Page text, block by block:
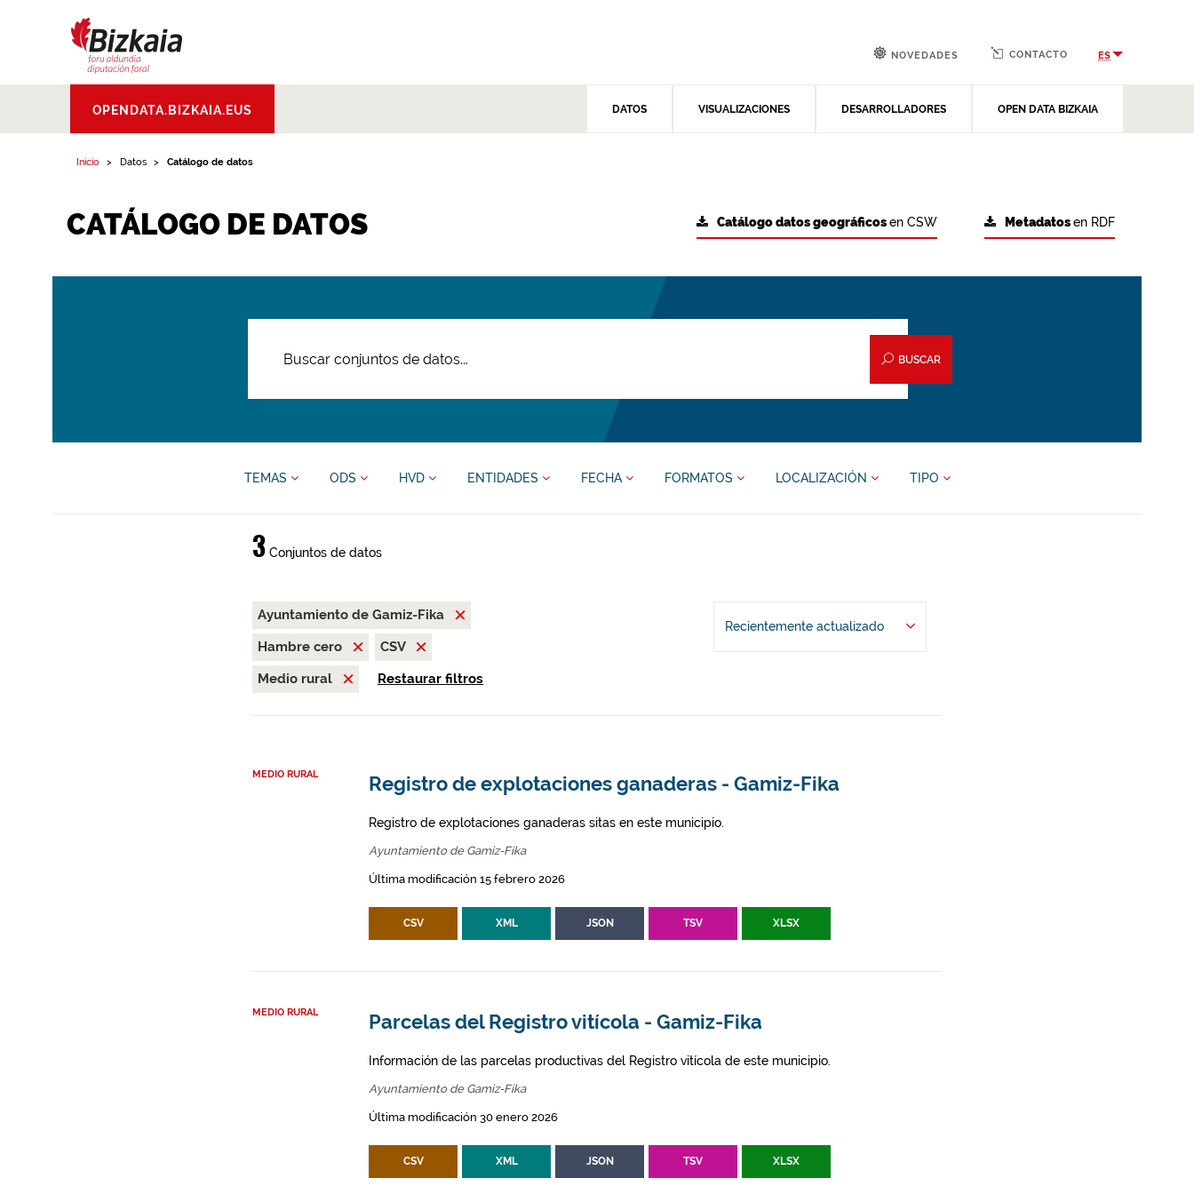
Aldundia.Diputacion
Foral de Bizkaia
OPENDATA.BIZKAIA.EUS DATOS VISUALIZACIONES DESARROLLADORES OPEN DATA BIZKAIA
NOVEDADES CONTACTO ES
Inicio Datos Catálogo de datos
CATÁLOGO DE DATOS Metadatosen RDF
Catálogo datos geográficosen CSW
BUSCAR
TEMAS ODS HVD ENTIDADES FECHA FORMATOS LOCALIZACIÓN TIPO
3Conjuntos de datos
Ayuntamiento de Gamiz-Fika
Hambre cero
CSV
Medio rural
Restaurar filtros
Recientemente actualizado
MEDIO RURAL Registro de explotaciones ganaderas - Gamiz-Fika
Registro de explotaciones ganaderas sitas en este municipio.
Ayuntamiento de Gamiz-Fika
Última modificación 15 febrero 2026
CSV XML JSON TSV XLSX
MEDIO RURAL Parcelas del Registro vitícola - Gamiz-Fika
Información de las parcelas productivas del Registro vitícola de este municipio.
Ayuntamiento de Gamiz-Fika
Última modificación 30 enero 2026
CSV XML JSON TSV XLSX